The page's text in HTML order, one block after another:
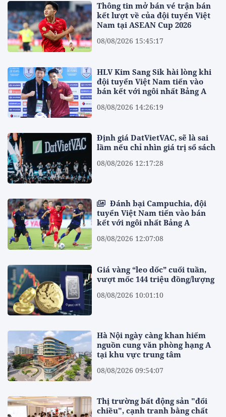
Thông tin mở bán vé trận bán
kết lượt về của đội tuyển Việt
Nam tại ASEAN Cup 2026
08/08/2026 15:45:17
HLV Kim Sang Sik hài lòng khi
đội tuyển Việt Nam tiến vào
bán kết với ngôi nhất Bảng A
08/08/2026 14:26:19
Định giá DatVietVAC, sẽ là sai
lầm nếu chỉ nhìn giá trị sổ sách
08/08/2026 12:17:28
Đánh bại Campuchia, đội
tuyển Việt Nam tiến vào bán
kết với ngôi nhất Bảng A
08/08/2026 12:07:08
Giá vàng “leo dốc” cuối tuần,
vượt mốc 144 triệu đồng/lượng
08/08/2026 10:01:10
Hà Nội ngày càng khan hiếm
nguồn cung văn phòng hạng A
tại khu vực trung tâm
08/08/2026 09:54:07
Thị trường bất động sản "đổi
chiều", cạnh tranh bằng chất